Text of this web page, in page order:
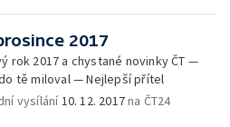
2017
rok 2017 a chystané novinky ČT —
tě miloval — Nejlepší přítel
vysílání10. 12. 2017na ČT24